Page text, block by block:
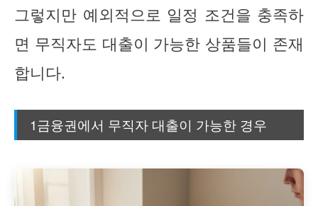
그렇지만 예외적으로 일정 조건을 충족하
면 무직자도 대출이 가능한 상품들이 존재
합니다.
1금융권에서 무직자 대출이 가능한 경우